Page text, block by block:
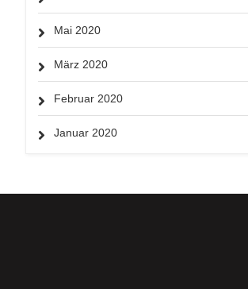
Mai 2020
März 2020
Februar 2020
Januar 2020